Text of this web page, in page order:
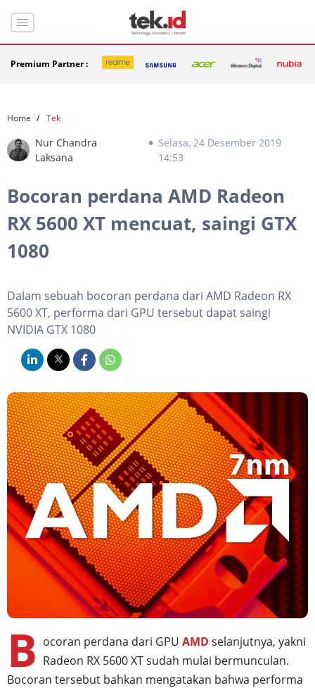
Premium Partner :
Home Tek
Nur Chandra
Laksana
Selasa, 24 Desember 2019
14:53
Bocoran perdana AMD Radeon
RX 5600 XT mencuat, saingi GTX
1080
Dalam sebuah bocoran perdana dari AMD Radeon RX
5600 XT, performa dari GPU tersebut dapat saingi
NVIDIA GTX 1080
B ocoran perdana dari GPU AMD selanjutnya, yakni
Radeon RX 5600 XT sudah mulai bermunculan.
Bocoran tersebut bahkan mengatakan bahwa performa